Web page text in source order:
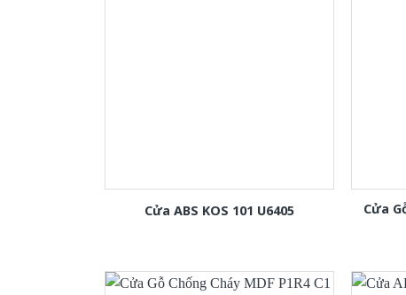
Cửa ABS KOS 101 U6405
Cửa